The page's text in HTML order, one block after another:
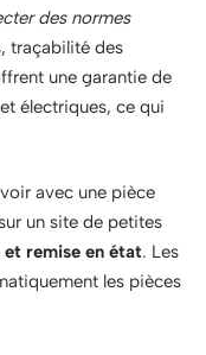
des normes
traçabilité des
une garantie de
électriques, ce qui
avec une pièce
un site de petites
remise en état. Les
les pièces